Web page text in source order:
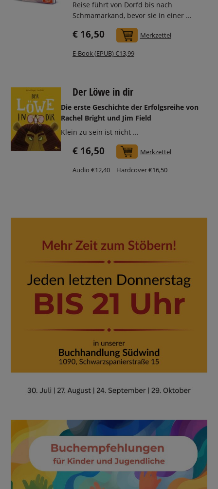
Reise führt von Dorfd bis nach
Schmamarkand, bevor sie in einer ...
€ 16,50 In den Warenkorb
Merkzettel
E-Book (EPUB) €13,99
Der Löwe in dir
Die erste Geschichte der Erfolgsreihe von
Rachel Bright und Jim Field
Klein zu sein ist nicht ...
€ 16,50 In den Warenkorb
Merkzettel
Audio €12,40 Hardcover €16,50